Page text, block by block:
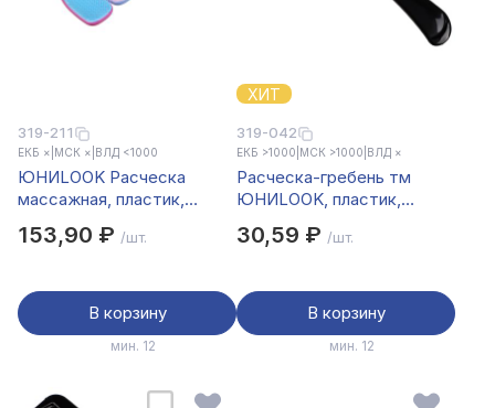
319-211
ЕКБ × МСК × ВЛД <1000
ЮНИLOOK Расческа
массажная, пластик,
153,90 ₽ /шт.
В корзину
мин. 12
ХИТ
319-042
ЕКБ >1000 МСК >1000 ВЛД ×
Расческа-гребень тм
ЮНИLOOK, пластик,
30,59 ₽ /шт.
В корзину
мин. 12